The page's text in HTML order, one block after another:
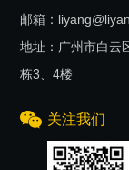
邮箱：
地址：广州市白云
栋3、4楼
关注我们